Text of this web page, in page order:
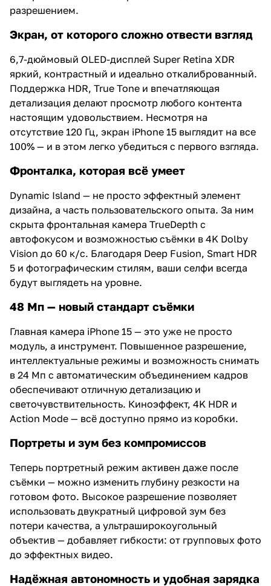
разрешением.
Экран, от которого сложно отвести взгляд
6,7-дюймовый OLED-дисплей Super Retina XDR
яркий, контрастный и идеально откалиброванный.
Поддержка HDR, True Tone и впечатляющая
детализация делают просмотр любого контента
настоящим удовольствием. Несмотря на
отсутствие 120 Гц, экран iPhone 15 выглядит на все
100% — и в этом легко убедиться с первого взгляда.
Фронталка, которая всё умеет
Dynamic Island — не просто эффектный элемент
дизайна, а часть пользовательского опыта. За ним
скрыта фронтальная камера TrueDepth с
автофокусом и возможностью съёмки в 4K Dolby
Vision до 60 к/с. Благодаря Deep Fusion, Smart HDR
5 и фотографическим стилям, ваши селфи всегда
будут выглядеть на уровне.
48 Мп — новый стандарт съёмки
Главная камера iPhone 15 — это уже не просто
модуль, а инструмент. Повышенное разрешение,
интеллектуальные режимы и возможность снимать
в 24 Мп с автоматическим объединением кадров
обеспечивают отличную детализацию и
светочувствительность. Киноэффект, 4K HDR и
Action Mode — всё доступно прямо из коробки.
Портреты и зум без компромиссов
Теперь портретный режим активен даже после
съёмки — можно изменить глубину резкости на
готовом фото. Высокое разрешение позволяет
использовать двукратный цифровой зум без
потери качества, а ультраширокоугольный
объектив — добавляет гибкости: от групповых фото
до эффектных видео.
Надёжная автономность и удобная зарядка